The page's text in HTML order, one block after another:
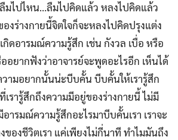
มไปไหน…ลืมไปคิดแล้ว หลงไปคิดแล้ว
งร่างกายนี้จิตใจก็จะหลงไปคิดปรุงแต่ง
กิดอารมณ์ความรู้สึก เช่น กังวล เบื่อ หรือ
อยากฟังว่าอาจารย์จะพูดอะไรอีก เห็นได้
ามอยากนั้นน่ะบีบคั้น บีบคั้นให้เรารู้สึก
รารู้สึกถึงความมีอยู่ของร่างกายนี้ ไม่มี
ารมณ์ความรู้สึกอะไรมาบีบคั้นเรา เราจะ
ของชีวิตเรา แค่เพียงไม่กี่นาที ทำไมมันถึง